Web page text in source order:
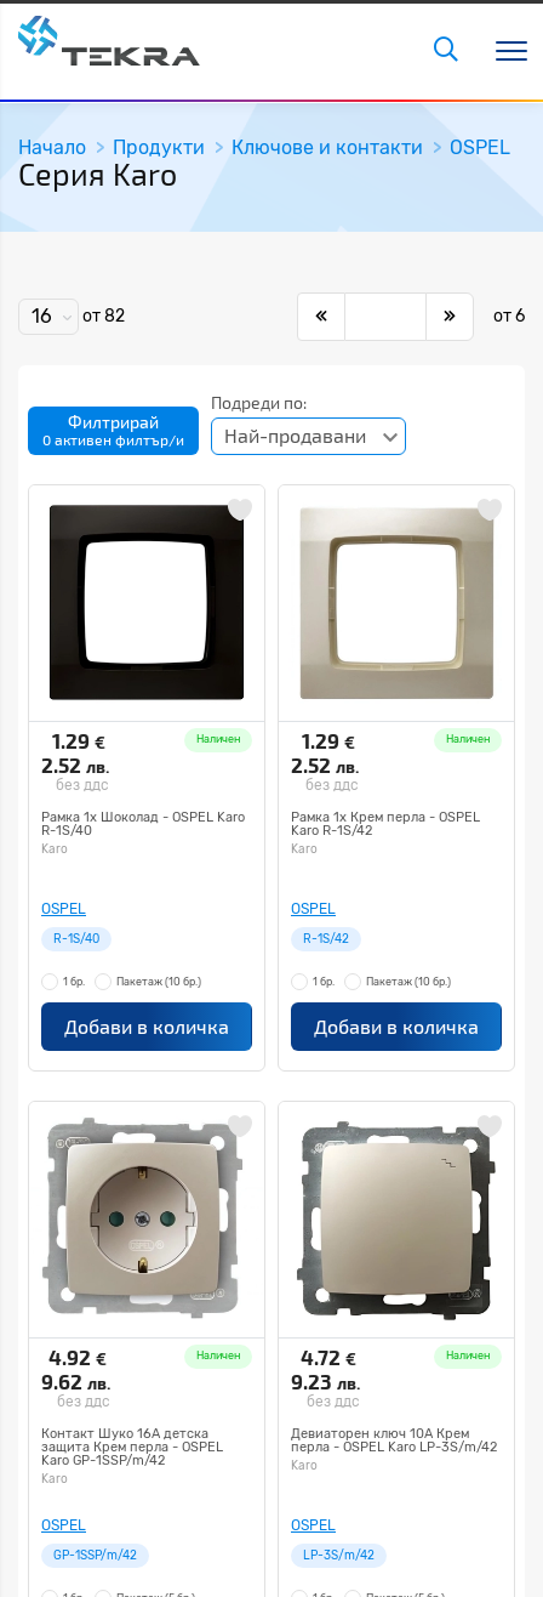
Начало Продукти Ключове и контакти OSPEL
Серия Karo
16 от 82 от 6
Филтрирай
0 активен филтър/и
Подреди по:
Най-продавани
1.29 €
2.52 лв.
без ддс
Наличен
Рамка 1х Шоколад - OSPEL Karo
R-1S/40
Karo
OSPEL
R-1S/40
1 бр. Пакетаж (10 бр.)
Добави в количка
1.29 €
2.52 лв.
без ддс
Наличен
Рамка 1х Крем перла - OSPEL
Karo R-1S/42
Karo
OSPEL
R-1S/42
1 бр. Пакетаж (10 бр.)
Добави в количка
4.92 €
9.62 лв.
без ддс
Наличен
Контакт Шуко 16А детска
защита Крем перла - OSPEL
Karo GP-1SSP/m/42
Karo
OSPEL
GP-1SSP/m/42
4.72 €
9.23 лв.
без ддс
Наличен
Девиаторен ключ 10А Крем
перла - OSPEL Karo LP-3S/m/42
Karo
OSPEL
LP-3S/m/42